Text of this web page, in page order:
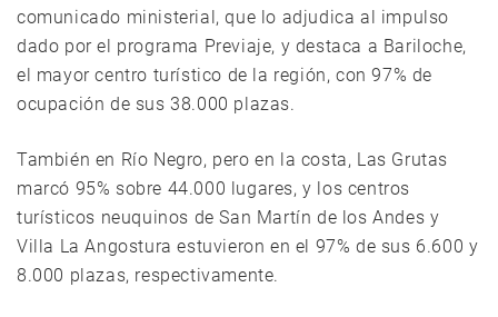
comunicado ministerial, que lo adjudica al impulso
dado por el programa Previaje, y destaca a Bariloche,
el mayor centro turístico de la región, con 97% de
ocupación de sus 38.000 plazas.
También en Río Negro, pero en la costa, Las Grutas
marcó 95% sobre 44.000 lugares, y los centros
turísticos neuquinos de San Martín de los Andes y
Villa La Angostura estuvieron en el 97% de sus 6.600 y
8.000 plazas, respectivamente.